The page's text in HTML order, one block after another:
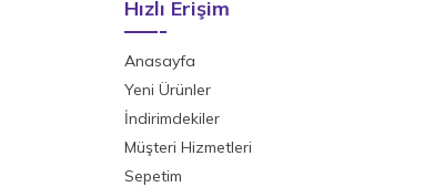
Hızlı Erişim
Anasayfa
Yeni Ürünler
İndirimdekiler
Müşteri Hizmetleri
Sepetim